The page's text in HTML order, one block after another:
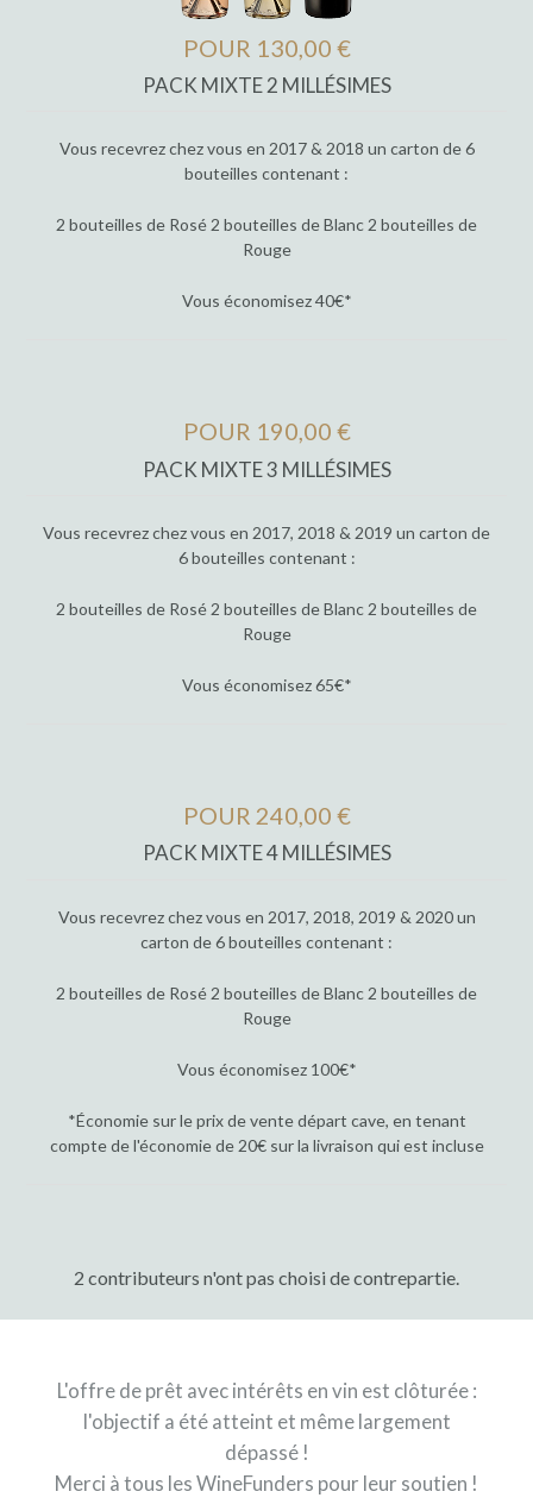
POUR 130,00 €
PACK MIXTE 2 MILLÉSIMES
Vous recevrez chez vous en 2017 & 2018 un carton de 6
bouteilles contenant :
2 bouteilles de Rosé 2 bouteilles de Blanc 2 bouteilles de
Rouge
Vous économisez 40€*
POUR 190,00 €
PACK MIXTE 3 MILLÉSIMES
Vous recevrez chez vous en 2017, 2018 & 2019 un carton de
6 bouteilles contenant :
2 bouteilles de Rosé 2 bouteilles de Blanc 2 bouteilles de
Rouge
Vous économisez 65€*
POUR 240,00 €
PACK MIXTE 4 MILLÉSIMES
Vous recevrez chez vous en 2017, 2018, 2019 & 2020 un
carton de 6 bouteilles contenant :
2 bouteilles de Rosé 2 bouteilles de Blanc 2 bouteilles de
Rouge
Vous économisez 100€*
*Économie sur le prix de vente départ cave, en tenant
compte de l'économie de 20€ sur la livraison qui est incluse
2 contributeurs n'ont pas choisi de contrepartie.
L'offre de prêt avec intérêts en vin est clôturée :
l'objectif a été atteint et même largement
dépassé !
Merci à tous les WineFunders pour leur soutien !